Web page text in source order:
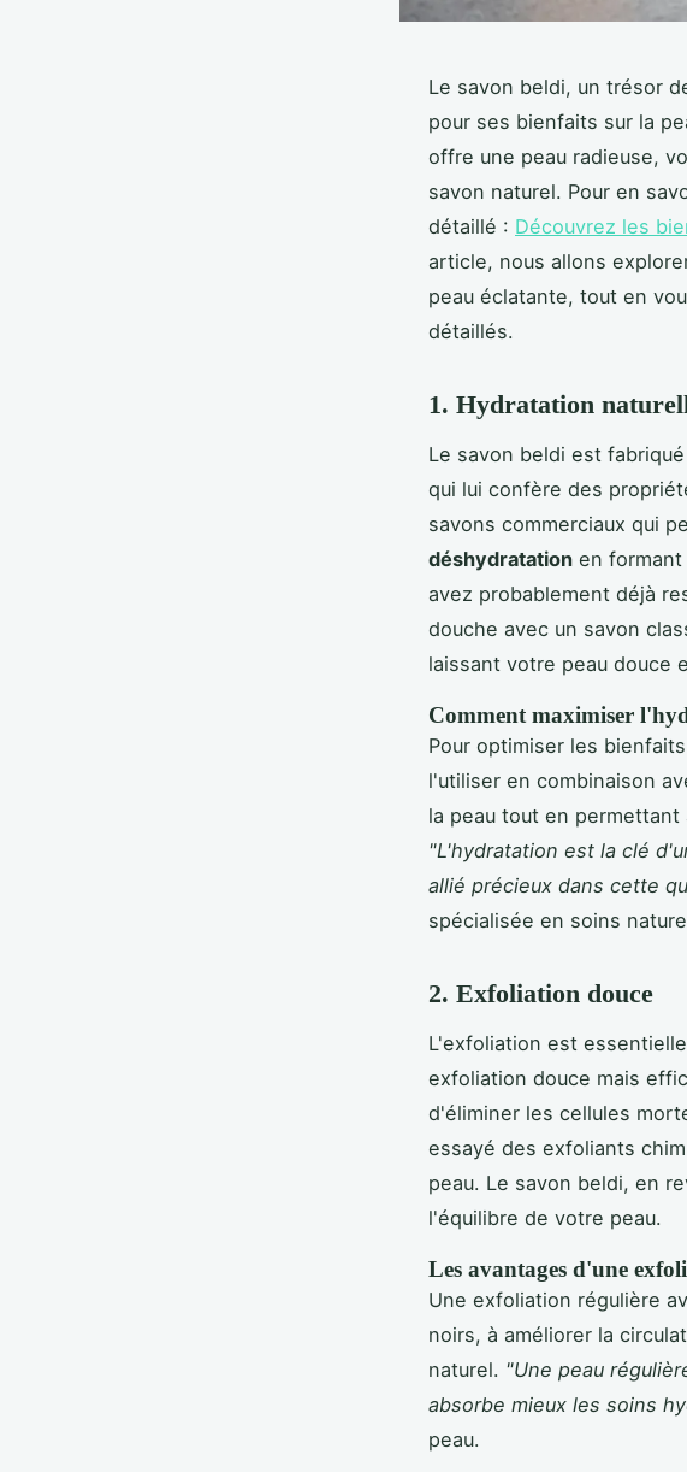
Le savon beldi, un trésor
pour ses bienfaits sur la
offre une peau radieuse,
savon naturel. Pour en
détaillé : Découvrez les
article, nous allons
peau éclatante, tout en
détaillés.
1. Hydratation
Le savon beldi est
qui lui confère des
savons commerciaux qui
déshydratation en
avez probablement déjà
douche avec un savon
laissant votre peau douce
Comment maximiser
Pour optimiser les
l'utiliser en combinaison
la peau tout en
"L'hydratation est la clé
allié précieux dans cette
spécialisée en soins
2. Exfoliation douce
L'exfoliation est
exfoliation douce mais
d'éliminer les cellules
essayé des exfoliants
peau. Le savon beldi, en
l'équilibre de votre peau.
Les avantages d'une
Une exfoliation régulière
noirs, à améliorer la
naturel. "Une peau
absorbe mieux les soins
peau.